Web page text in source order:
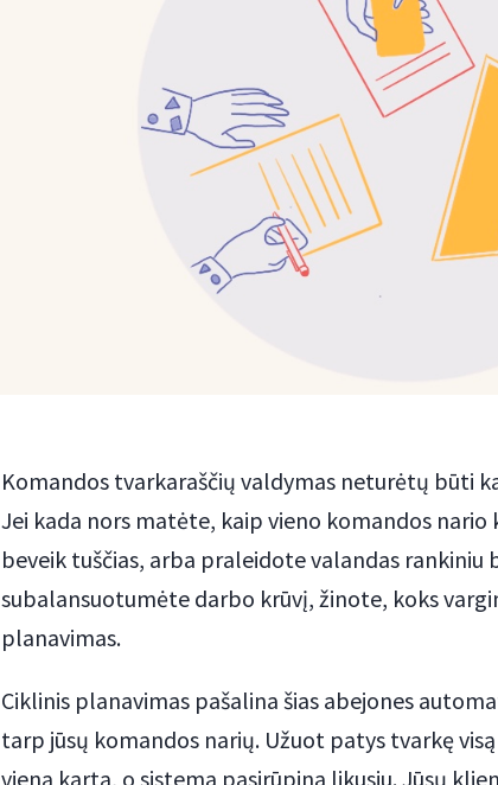
Komandos tvarkaraščių valdymas neturėtų būti
Jei kada nors matėte, kaip vieno komandos
beveik tuščias, arba praleidote valandas rankiniu
subalansuotumėte darbo krūvį, žinote, koks
planavimas.
Ciklinis planavimas pašalina šias abejones
tarp jūsų komandos narių. Užuot patys tvarkę
vieną kartą, o sistema pasirūpina likusiu. Jūsų